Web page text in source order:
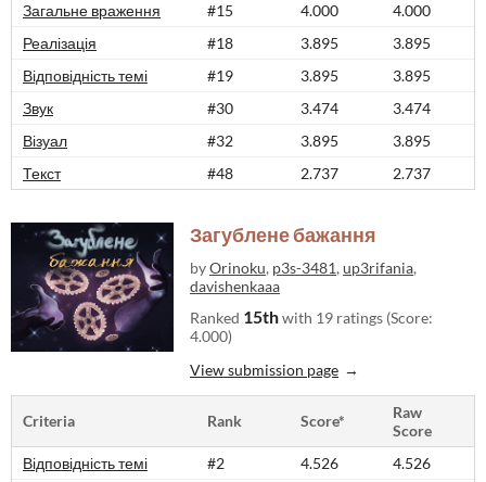
Загальне враження
#15 4.000
4.000
Реалізація
#18 3.895
3.895
Відповідність темі
#19 3.895
3.895
Звук
#30 3.474
3.474
Візуал
#32 3.895
3.895
Текст
#48 2.737 2.737
Загублене бажання
byOrinoku, p3s-3481, up3rifania,
davishenkaaa
Ranked 15thwith 19 ratings (Score:
4.000)
View submission page
Criteria Rank Score*
Raw
Score
Відповідність темі
#2 4.526
4.526